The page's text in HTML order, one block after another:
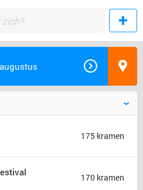
175 kramen
170 kramen